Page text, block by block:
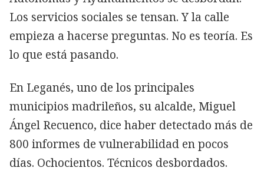
Los servicios sociales se tensan. Y la calle
empieza a hacerse preguntas. No es teoría. Es
lo que está pasando.
En Leganés, uno de los principales
municipios madrileños, su alcalde, Miguel
Ángel Recuenco, dice haber detectado más de
800 informes de vulnerabilidad en pocos
días. Ochocientos. Técnicos desbordados.